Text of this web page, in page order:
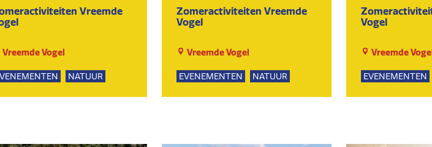
Vreemde
Vreemde Vogel
NATUUR
GROEPSUITJES
Zomeractiviteiten Vreemde
Vogel
Vreemde Vogel
EVENEMENTEN
NATUUR
SPEELTUIN
GROEPSUITJES
Vogel
Vreemde
EVENEMENTEN
SPEELTUIN